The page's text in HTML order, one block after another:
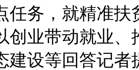
任务，就精准
创业带动就业
建设等回答记者